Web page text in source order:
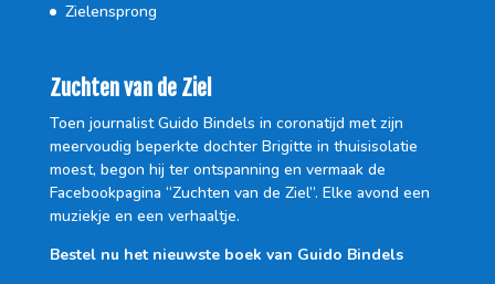
Zielensprong
Zuchten van de Ziel
Toen journalist Guido Bindels in coronatijd met zijn
meervoudig beperkte dochter Brigitte in thuisisolatie
moest, begon hij ter ontspanning en vermaak de
Facebookpagina “Zuchten van de Ziel”. Elke avond een
muziekje en een verhaaltje.
Bestel nu het nieuwste boek van Guido Bindels